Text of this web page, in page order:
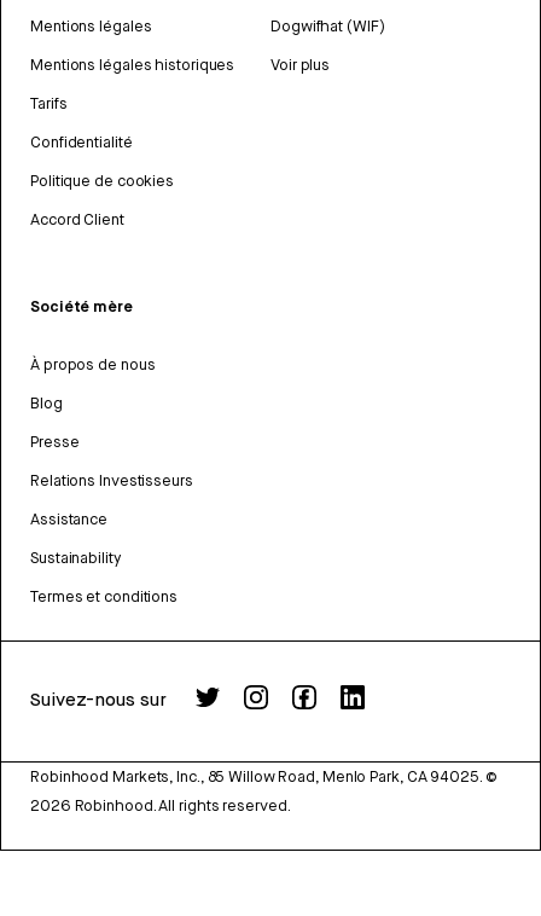
Mentions légales
Mentions légales historiques
Tarifs
Confidentialité
Politique de cookies
Accord Client
Dogwifhat (WIF)
Voir plus
Société mère
À propos de nous
Blog
Presse
Relations Investisseurs
Assistance
Sustainability
Termes et conditions
Suivez-nous sur
Robinhood Markets, Inc., 85 Willow Road, Menlo Park, CA 94025. ©
2026 Robinhood. All rights reserved.